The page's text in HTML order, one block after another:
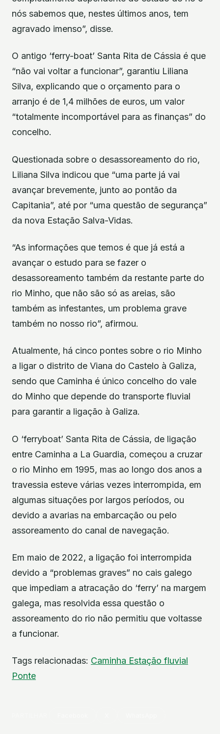
nós sabemos que, nestes últimos anos, tem
agravado imenso”, disse.
O antigo ‘ferry-boat’ Santa Rita de Cássia é que
“não vai voltar a funcionar”, garantiu Liliana
Silva, explicando que o orçamento para o
arranjo é de 1,4 milhões de euros, um valor
“totalmente incomportável para as finanças” do
concelho.
Questionada sobre o desassoreamento do rio,
Liliana Silva indicou que “uma parte já vai
avançar brevemente, junto ao pontão da
Capitania”, até por “uma questão de segurança”
da nova Estação Salva-Vidas.
“As informações que temos é que já está a
avançar o estudo para se fazer o
desassoreamento também da restante parte do
rio Minho, que não são só as areias, são
também as infestantes, um problema grave
também no nosso rio”, afirmou.
Atualmente, há cinco pontes sobre o rio Minho
a ligar o distrito de Viana do Castelo à Galiza,
sendo que Caminha é único concelho do vale
do Minho que depende do transporte fluvial
para garantir a ligação à Galiza.
O ‘ferryboat’ Santa Rita de Cássia, de ligação
entre Caminha a La Guardia, começou a cruzar
o rio Minho em 1995, mas ao longo dos anos a
travessia esteve várias vezes interrompida, em
algumas situações por largos períodos, ou
devido a avarias na embarcação ou pelo
assoreamento do canal de navegação.
Em maio de 2022, a ligação foi interrompida
devido a “problemas graves” no cais galego
que impediam a atracação do ‘ferry’ na margem
galega, mas resolvida essa questão o
assoreamento do rio não permitiu que voltasse
a funcionar.
Tags relacionadas: Caminha Estação fluvial
Ponte